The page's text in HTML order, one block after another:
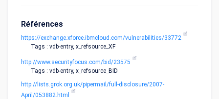
Références
https://exchange.xforce.ibmcloud.com/vulnerabilities/33772
Tags : vdb-entry, x_refsource_XF
http://www.securityfocus.com/bid/23575
Tags : vdb-entry, x_refsource_BID
http://lists.grok.org.uk/pipermail/full-disclosure/2007-
April/053882.html